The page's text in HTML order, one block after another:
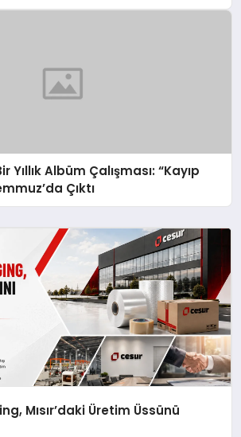
Yıllık Albüm Çalışması: “Kayıp
Çıktı
Mısır’daki Üretim Üssünü